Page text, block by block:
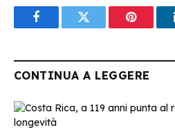
FacebookTwitter Pinterest
CONTINUA A LEGGERE